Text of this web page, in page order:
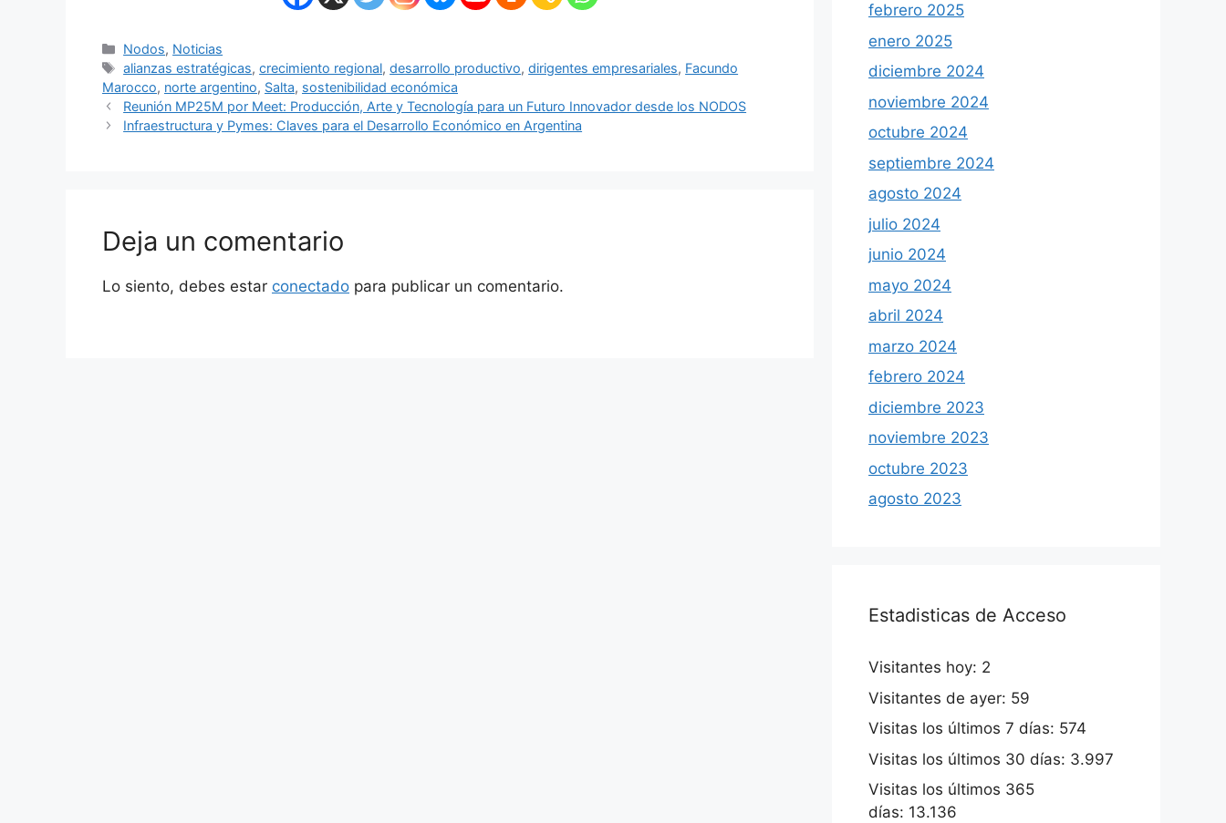
Nodos, Noticias
alianzas estratégicas,crecimiento regional,desarrollo productivo,dirigentes empresariales, Facundo
Marocco, norte argentino, Salta, sostenibilidad económica
Reunión MP25M por Meet: Producción, Arte y Tecnología para un Futuro Innovador desde los NODOS
Infraestructura y Pymes: Claves para el Desarrollo Económico en Argentina
Deja un comentario
Lo siento, debes estar conectado para publicar un comentario.
febrero 2025
enero 2025
diciembre 2024
noviembre 2024
octubre 2024
septiembre 2024
agosto 2024
julio 2024
junio 2024
mayo 2024
abril 2024
marzo 2024
febrero 2024
diciembre 2023
noviembre 2023
octubre 2023
agosto 2023
Estadisticas de Acceso
Visitantes hoy: 2
Visitantes de ayer: 59
Visitas los últimos 7 días: 574
Visitas los últimos 30 días: 3.997
Visitas los últimos 365
días: 13.136